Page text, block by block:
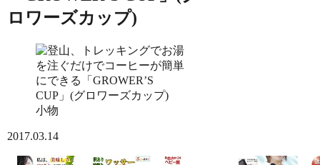
ロワーズカップ)
小物
2017.03.14